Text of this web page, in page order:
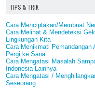
TIPS & TRIK
Cara Menciptakan/Membuat
Cara Melihat & Mendeteksi
Lingkungan Kita
Cara Menikmati Pemandangan
Pergi ke Sana
Cara Mengatasi Masalah
Indonesia Lainnya
Cara Mengatasi /
Seseorang